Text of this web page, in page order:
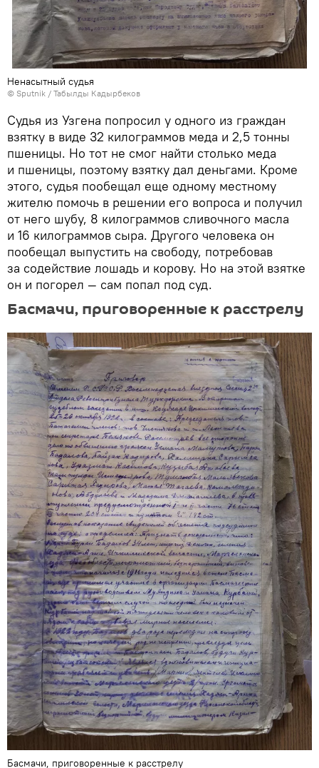
Ненасытный судья
© Sputnik / Табылды Кадырбеков
Судья из Узгена попросил у одного из граждан
взятку в виде 32 килограммов меда и 2,5 тонны
пшеницы. Но тот не смог найти столько меда
и пшеницы, поэтому взятку дал деньгами. Кроме
этого, судья пообещал еще одному местному
жителю помочь в решении его вопроса и получил
от него шубу, 8 килограммов сливочного масла
и 16 килограммов сыра. Другого человека он
пообещал выпустить на свободу, потребовав
за содействие лошадь и корову. Но на этой взятке
он и погорел — сам попал под суд.
Басмачи, приговоренные к расстрелу
Басмачи, приговоренные к расстрелу